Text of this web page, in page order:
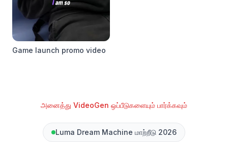
Game launch promo video
அனைத்து VideoGen ஒப்பீடுகளையும் பார்க்கவும்
Luma Dream Machine மாற்றீடு 2026